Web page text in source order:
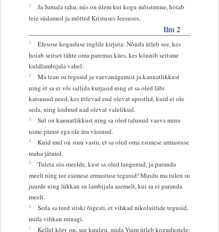
7
Ja Jumala rahu, mis on ülem kui kogu mõistmine, hoiab
teie südamed ja mõtted Kristuses Jeesuses.
Ilm 2
1
Efesose koguduse inglile kirjuta: Nõnda ütleb see, kes
hoiab seitset tähte oma paremas käes, kes kõnnib seitsme
kuldlambijala vahel:
2
Ma tean su tegusid ja vaevanägemist ja kannatlikkust
ning et sa ei või sallida kurjasid ning et sa oled läbi
katsunud need, kes ütlevad end olevat apostlid, kuid ei ole
seda, ning leidnud nad olevat valelikud.
3
Sul on kannatlikkust ning sa oled talunud vaeva minu
nime pärast ega ole ära väsinud.
4
Kuid mul on sinu vastu, et sa oled oma esimese armastuse
maha jätnud.
5
Tuleta siis meelde, kust sa oled langenud, ja paranda
meelt ning tee esimese armastuse tegusid! Muidu ma tulen su
juurde ning lükkan su lambijala asemelt, kui sa ei paranda
meelt.
6
Seda sa teed siiski õigesti, et vihkad nikolaiitide tegusid,
mida vihkan minagi.
7 Kellel kõrv on, see kuulgu, mida Vaim ütleb kogudustele: